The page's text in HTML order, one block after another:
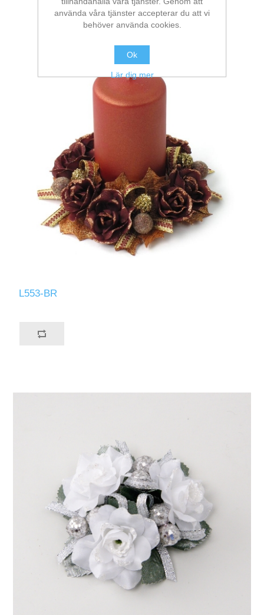
L553-BR
använda våra tjänster accepterar du att vi
behöver använda cookies.
Ok
Lär dig mer